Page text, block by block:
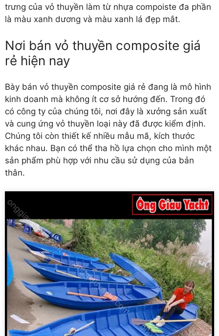
trưng của vỏ thuyền làm từ nhựa compoiste đa phần
là màu xanh dương và màu xanh lá đẹp mắt.
Nơi bán vỏ thuyền composite giá
rẻ hiện nay
Bày bán vỏ thuyền composite giá rẻ đang là mô hình
kinh doanh mà không ít cơ sở hướng đến. Trong đó
có công ty của chúng tôi, nơi đây là xưởng sản xuất
và cung ứng vỏ thuyền loại này đã được kiểm định.
Chúng tôi còn thiết kế nhiều mẫu mã, kích thước
khác nhau. Bạn có thể tha hồ lựa chọn cho mình một
sản phẩm phù hợp với nhu cầu sử dụng của bản
thân.